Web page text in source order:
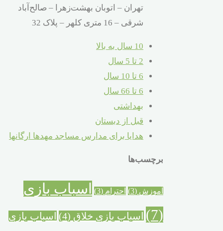
تهران – اتوبان بهشت‌زهرا – صالح‌آباد
شرقی – 16 متری کلهر – پلاک 32
10 سال به بالا
2 تا 5 سال
6 تا 10 سال
6 تا 66 سال
بهداشتی
قبل از دبستان
هدایا برای مدارس مساجد مهدها ارگانها
برچسب‌ها
آموزش (3) احترام (3)
اسباب بازی
(7)
اسباب بازی خلاق (4)
اسباب بازی